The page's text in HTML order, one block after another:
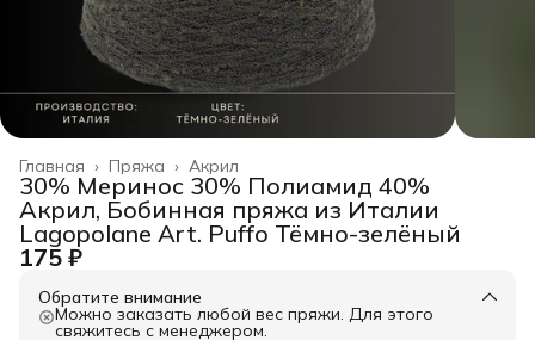
Акрил
Пряжа ›
Главная ›
30% Меринос 30% Полиамид 40%
Акрил, Бобинная пряжа из Италии
Lagopolane Art. Puffo Тёмно-зелёный
175 ₽
Обратите внимание
Можно заказать любой вес пряжи. Для этого
свяжитесь с менеджером.